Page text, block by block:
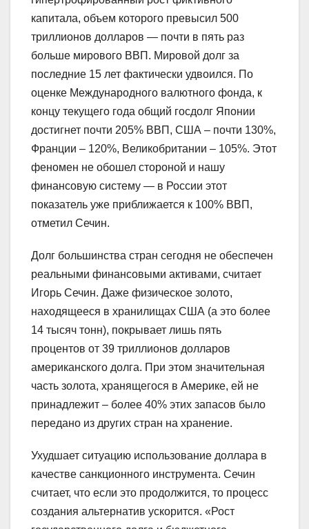
капитала, объем которого превысил 500
триллионов долларов — почти в пять раз
больше мирового ВВП. Мировой долг за
последние 15 лет фактически удвоился. По
оценке Международного валютного фонда, к
концу текущего года общий госдолг Японии
достигнет почти 205% ВВП, США – почти 130%,
Франции – 120%, Великобритании – 105%. Этот
феномен не обошел стороной и нашу
финансовую систему — в России этот
показатель уже приближается к 100% ВВП,
отметил Сечин.
Долг большинства стран сегодня не обеспечен
реальными финансовыми активами, считает
Игорь Сечин. Даже физическое золото,
находящееся в хранилищах США (а это более
14 тысяч тонн), покрывает лишь пять
процентов от 39 триллионов долларов
американского долга. При этом значительная
часть золота, хранящегося в Америке, ей не
принадлежит – более 40% этих запасов было
передано из других стран на хранение.
Ухудшает ситуацию использование доллара в
качестве санкционного инструмента. Сечин
считает, что если это продолжится, то процесс
создания альтернатив ускорится. «Рост